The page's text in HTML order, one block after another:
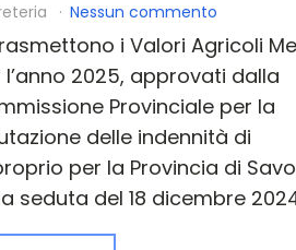
Nessun commento
i Valori Agricoli
l’anno 2025, approvati dalla
Provinciale per la
delle indennità di
per la Provincia di
seduta del 18 dicembre